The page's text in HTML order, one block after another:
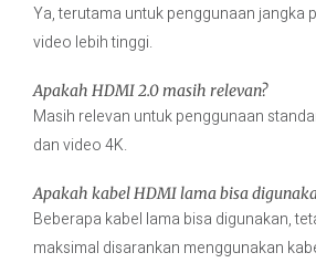
Ya, terutama untuk penggunaan jangka
video lebih tinggi.
Apakah HDMI 2.0 masih relevan?
Masih relevan untuk penggunaan
dan video 4K.
Apakah kabel HDMI lama bisa
Beberapa kabel lama bisa digunakan,
maksimal disarankan menggunakan